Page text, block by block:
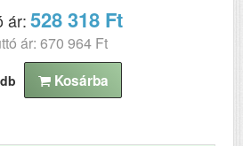
720 x 360
x mé mm)
261 x 310 x 283
ár:528 318 Ft
ár: 670 964 Ft
db Kosárba